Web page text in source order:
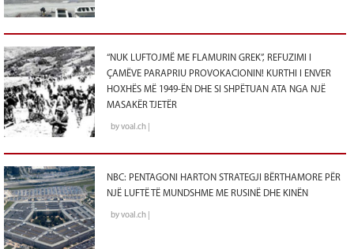
“NUK LUFTOJMË ME FLAMURIN GREK”, REFUZIMI I
ÇAMËVE PARAPRIU PROVOKACIONIN! KURTHI I ENVER
HOXHËS MË 1949-ËN DHE SI SHPËTUAN ATA NGA NJË
MASAKËR TJETËR
by voal.ch |
NBC: PENTAGONI HARTON STRATEGJI BËRTHAMORE PËR
NJË LUFTË TË MUNDSHME ME RUSINË DHE KINËN
by voal.ch |